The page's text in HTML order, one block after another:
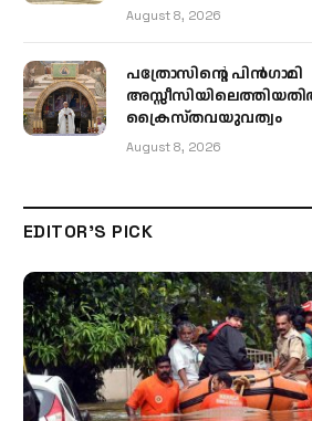
August 8, 2026
പത്രോസിന്റെ പിൻഗാമി
ക്രൈസ്തവയുവത്വം
August 8, 2026
EDITOR'S PICK